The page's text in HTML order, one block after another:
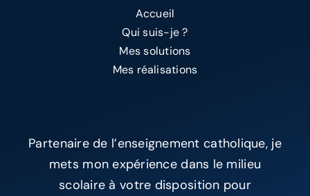
Accueil
Qui suis-je ?
Mes solutions
Mes réalisations
Partenaire de l’enseignement catholique, je
mets mon expérience dans le milieu
scolaire à votre disposition pour